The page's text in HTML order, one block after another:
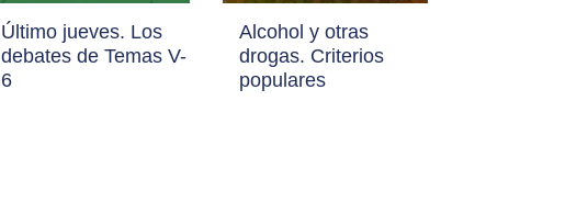
Último jueves. Los
debates de Temas V-
6
Alcohol y otras
drogas. Criterios
populares